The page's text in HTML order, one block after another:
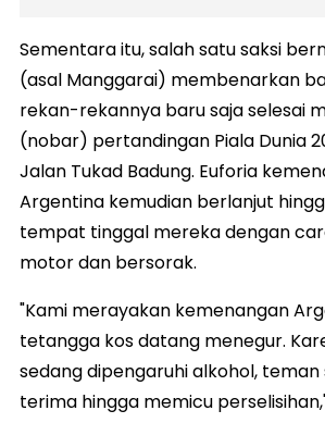
Sementara itu, salah satu saksi
(asal Manggarai) membenarkan
rekan-rekannya baru saja selesai
(nobar) pertandingan Piala Dunia
Jalan Tukad Badung. Euforia
Argentina kemudian berlanjut
tempat tinggal mereka dengan
motor dan bersorak.
"Kami merayakan kemenangan
tetangga kos datang menegur.
sedang dipengaruhi alkohol,
terima hingga memicu